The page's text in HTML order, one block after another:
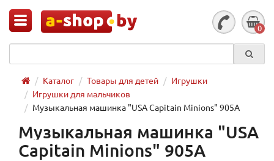
0
Каталог Товары для детей
Игрушки
Игрушки для мальчиков
Музыкальная машинка "USA Capitain Minions" 905А
Музыкальная машинка "USA
Capitain Minions" 905А